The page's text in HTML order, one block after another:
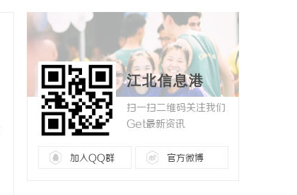
江北信息港
扫一扫二维码关注我们
Get最新资讯
加入QQ群 官方微博